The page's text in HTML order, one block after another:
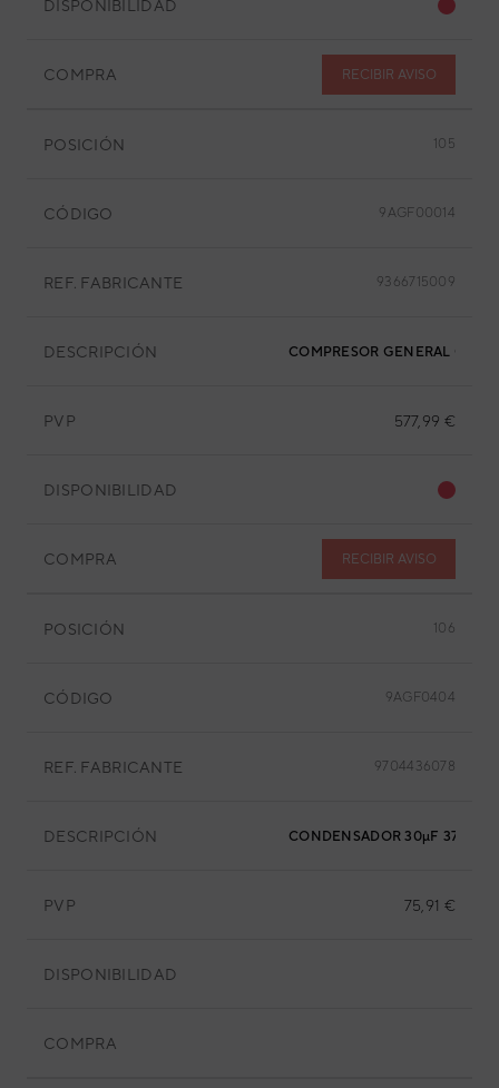
DISPONIBILIDAD
COMPRA RECIBIR AVISO
POSICIÓN 105
CÓDIGO 9AGF00014
REF. FABRICANTE 9366715009
DESCRIPCIÓN COMPRESOR GENERAL
PVP 577,99 €
DISPONIBILIDAD
COMPRA RECIBIR AVISO
POSICIÓN 106
CÓDIGO 9AGF0404
REF. FABRICANTE 9704436078
DESCRIPCIÓN CONDENSADOR 30µF 370VAC
PVP 75,91 €
DISPONIBILIDAD
COMPRA